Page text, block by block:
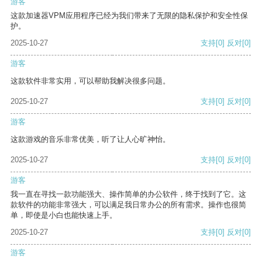
这款加速器VPM应用程序已经为我们带来了无限的隐私保护和安全性保
护。
2025-10-27
支持[0] 反对[0]
游客
这款软件非常实用，可以帮助我解决很多问题。
2025-10-27 支持[0] 反对[0]
游客
这款游戏的音乐非常优美，听了让人心旷神怡。
2025-10-27 支持[0] 反对[0]
游客
我一直在寻找一款功能强大、操作简单的办公软件，终于找到了它。这
款软件的功能非常强大，可以满足我日常办公的所有需求。操作也很简
单，即使是小白也能快速上手。
2025-10-27
支持[0] 反对[0]
游客